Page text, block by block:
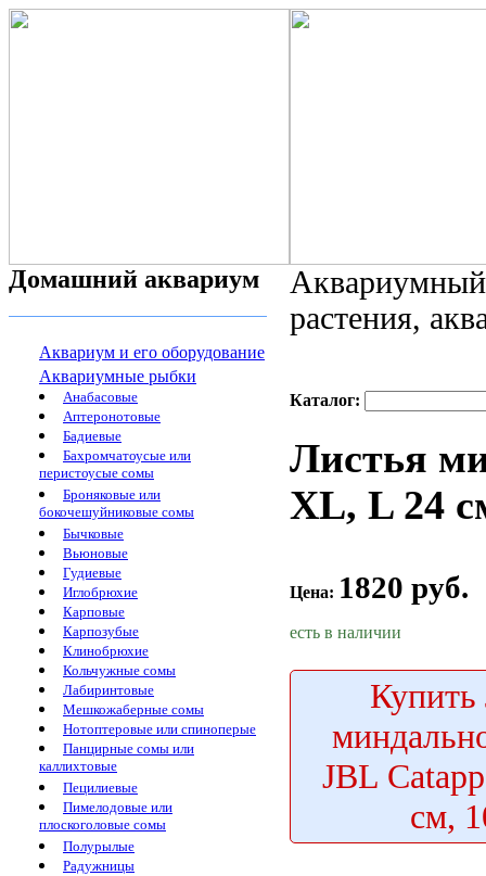
Домашний аквариум
Аквариум и его оборудование
Аквариумные рыбки
Анабасовые
Аптеронотовые
Бадиевые
Бахромчатоусые или
перистоусые сомы
Броняковые или
бокочешуйниковые сомы
Бычковые
Вьюновые
Гудиевые
Иглобрюхие
Карповые
Карпозубые
Клинобрюхие
Кольчужные сомы
Лабиринтовые
Мешкожаберные сомы
Нотоптеровые или спиноперые
Панцирные сомы или
каллихтовые
Пецилиевые
Пимелодовые или
плоскоголовые сомы
Полурылые
Радужницы
растения,
Каталог:
Листья
XL, L 24
Цена: 1820 руб.
есть в наличии
Купить
JBL
см,